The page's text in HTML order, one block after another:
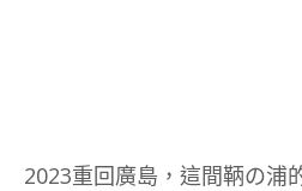
2023重回廣島，這間鞆の浦